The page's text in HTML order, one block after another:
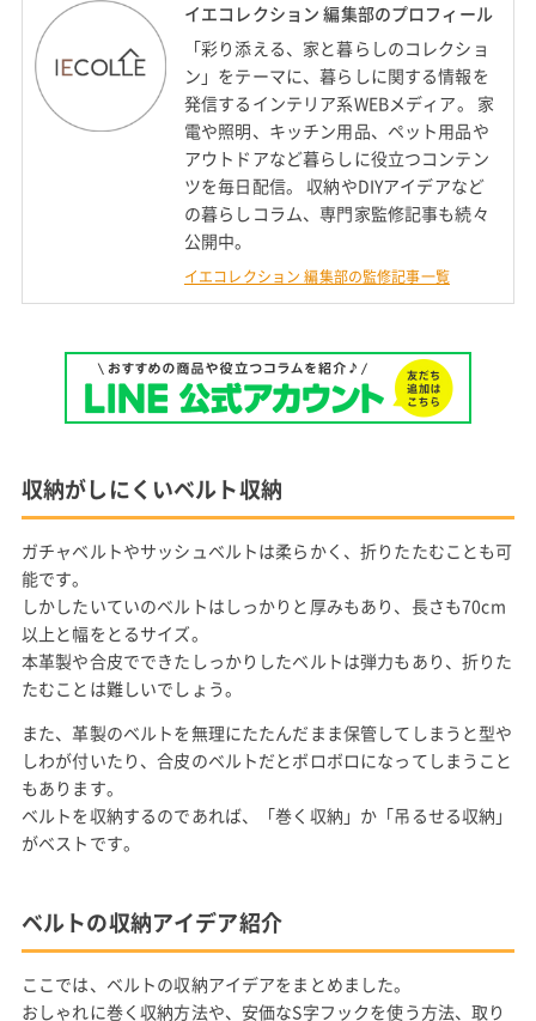
イエコレクション 編集部のプロフィール
「彩り添える、家と暮らしのコレクショ
ン」をテーマに、暮らしに関する情報を
発信するインテリア系WEBメディア。 家
電や照明、キッチン用品、ペット用品や
アウトドアなど暮らしに役立つコンテン
ツを毎日配信。 収納やDIYアイデアなど
の暮らしコラム、専門家監修記事も続々
公開中。
イエコレクション 編集部の監修記事一覧
収納がしにくいベルト収納
ガチャベルトやサッシュベルトは柔らかく、折りたたむことも可
能です。
しかしたいていのベルトはしっかりと厚みもあり、長さも70cm
以上と幅をとるサイズ。
本革製や合皮でできたしっかりしたベルトは弾力もあり、折りた
たむことは難しいでしょう。
また、革製のベルトを無理にたたんだまま保管してしまうと型や
しわが付いたり、合皮のベルトだとボロボロになってしまうこと
もあります。
ベルトを収納するのであれば、「巻く収納」か「吊るせる収納」
がベストです。
ベルトの収納アイデア紹介
ここでは、ベルトの収納アイデアをまとめました。
おしゃれに巻く収納方法や、安価なS字フックを使う方法、取り